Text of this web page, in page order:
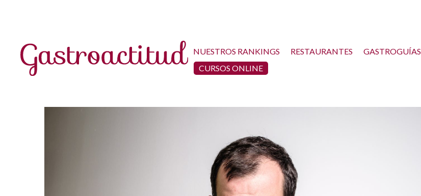
NUESTROS RANKINGS RESTAURANTES GASTROGUÍAS
CURSOS ONLINE